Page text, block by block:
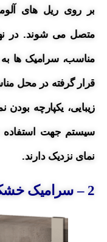
بر روی ریل های
متصل می شوند. در
مناسب، سرامیک ها
قرار گرفته در محل
زیبایی، یکپارچه
سیستم جهت استفاده
نمای نزدیک دارند.
2 – سرامیک